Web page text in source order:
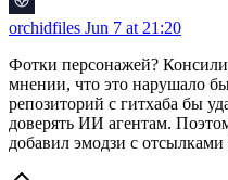
orchidfiles Jun 7 at 21:20
Фотки персонажей?
мнении, что это нарушало
репозиторий с гитхаба бы
доверять ИИ агентам.
добавил эмодзи с